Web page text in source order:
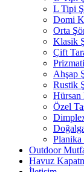
L Tipi
Domi
Orta
Klasik
Çift
Ahşap
Rustik
Hürsan
Özel
Planika
Outdoor
Havuz